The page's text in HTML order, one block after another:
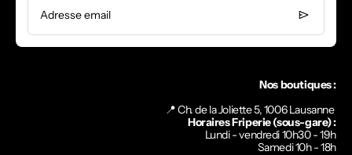
Adresse email
Nos boutiques :
📍 Ch. de la Joliette 5, 1006 Lausanne
Horaires Friperie (sous-gare) :
Lundi - vendredi 10h30 - 19h
Samedi 10h - 18h